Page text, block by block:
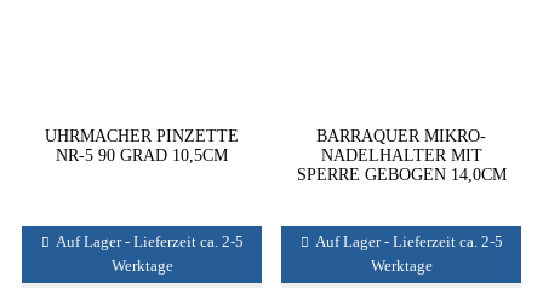
UHRMACHER PINZETTE
NR-5 90 GRAD 10,5CM
Auf Lager - Lieferzeit ca. 2-5
Werktage
BARRAQUER MIKRO-
NADELHALTER MIT
SPERRE GEBOGEN 14,0CM
Auf Lager - Lieferzeit ca. 2-5
Werktage